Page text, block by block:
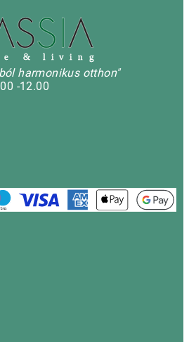
o m e & l i v i n g
harmonikus otthon"
-12.00